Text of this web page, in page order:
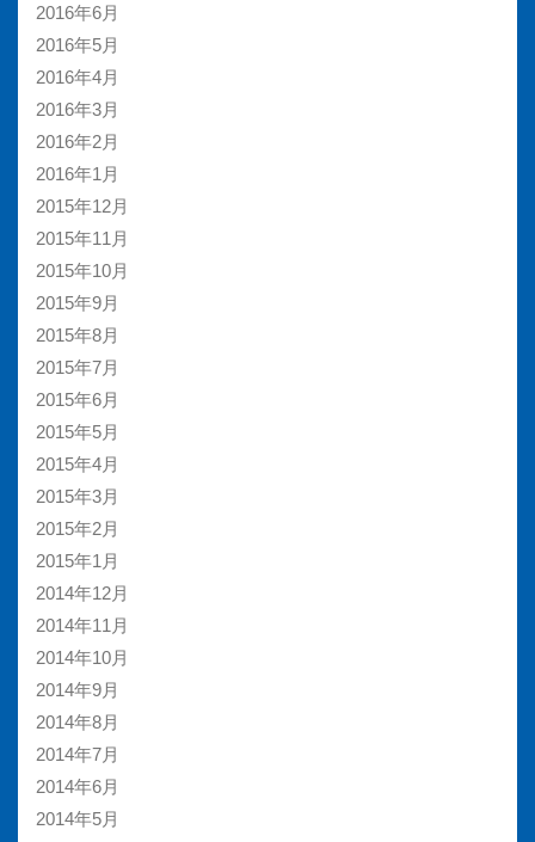
2016年6月
2016年5月
2016年4月
2016年3月
2016年2月
2016年1月
2015年12月
2015年11月
2015年10月
2015年9月
2015年8月
2015年7月
2015年6月
2015年5月
2015年4月
2015年3月
2015年2月
2015年1月
2014年12月
2014年11月
2014年10月
2014年9月
2014年8月
2014年7月
2014年6月
2014年5月